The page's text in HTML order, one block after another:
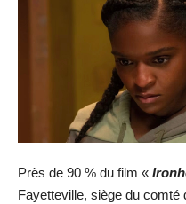
Près de 90 % du film «
Fayetteville, siège du comté